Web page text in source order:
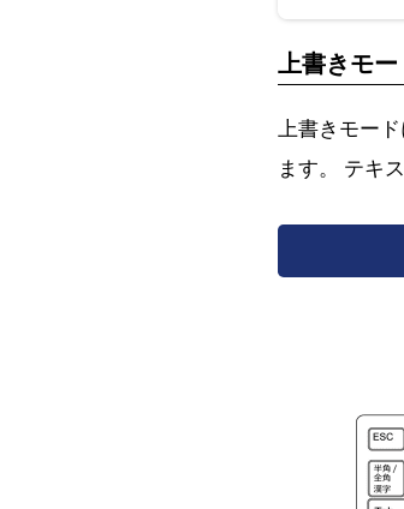
上書きモ
上書きモー
ます。 テキ